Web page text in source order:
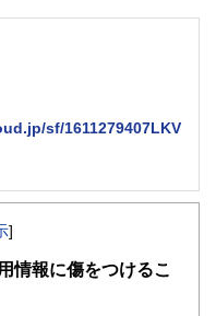
sf/1611279407LKV
ー
て精力的に活動中。広範な知
]
情報に傷をつけるこ